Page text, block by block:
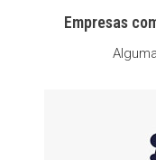
Empresas